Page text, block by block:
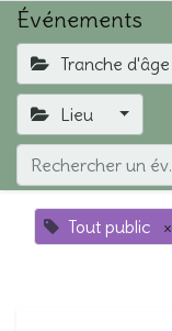
Événements
Tranche d'âge
Lieu
Tout public ×